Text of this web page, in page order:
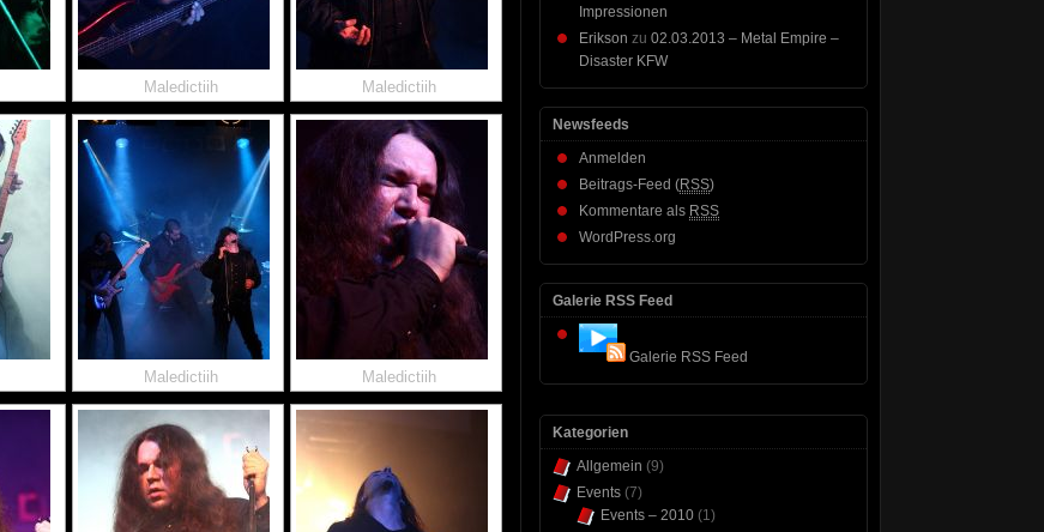
Maledictiih Maledictiih
Maledictiih Maledictiih
Impressionen
Erikson zu 02.03.2013 – Metal Empire –
Disaster KFW
Newsfeeds
Anmelden
Beitrags-Feed (RSS)
Kommentare als RSS
WordPress.org
Galerie RSS Feed
Galerie RSS Feed
Kategorien
Allgemein (9)
Events (7)
Events – 2010 (1)